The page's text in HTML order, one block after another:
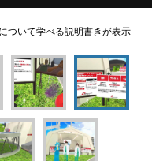
ついて学べる説明書きが表示